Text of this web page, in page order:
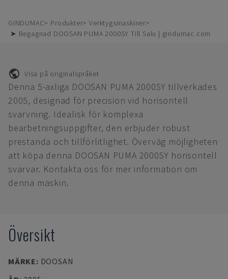
GINDUMAC Produkter
Verktygsmaskiner
➤ Begagnad DOOSAN PUMA 2000SY Till Salu | gindumac.com
Visa på originalspråket
Denna 5-axliga DOOSAN PUMA 2000SY tillverkades
2005, designad för precision vid horisontell
svarvning. Idealisk för komplexa
bearbetningsuppgifter, den erbjuder robust
prestanda och tillförlitlighet. Överväg möjligheten
att köpa denna DOOSAN PUMA 2000SY horisontell
svarvar. Kontakta oss för mer information om
denna maskin.
Översikt
MÄRKE: DOOSAN